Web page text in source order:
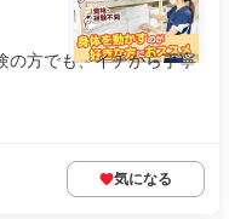
方でも、イチから丁寧
気になる